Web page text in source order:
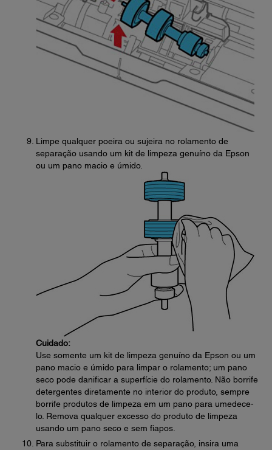
Limpe qualquer poeira ou sujeira no rolamento de
separação usando um kit de limpeza genuíno da Epson
ou um pano macio e úmido.
Cuidado:
Use somente um kit de limpeza genuíno da Epson ou um
pano macio e úmido para limpar o rolamento; um pano
seco pode danificar a superfície do rolamento. Não borrife
detergentes diretamente no interior do produto, sempre
borrife produtos de limpeza em um pano para umedece-
lo. Remova qualquer excesso do produto de limpeza
usando um pano seco e sem fiapos.
Para substituir o rolamento de separação, insira uma